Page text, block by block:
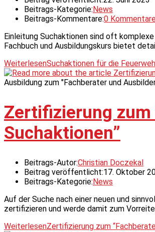
Beitrags-Kategorie: News
Beitrags-Kommentare:0
Einleitung Suchaktionen sind oft
Fachbuch und Ausbildungskurs bietet
WeiterlesenSuchaktionen für die
Ausbildung zum "Fachberater und
Zertifizierung
Suchaktionen”
Beitrags-Autor:Christian Doczekal
Beitrag veröffentlicht:17. Oktober
Beitrags-Kategorie:News
Auf der Suche nach einer neuen und
zertifizieren und werde damit zum
WeiterlesenZertifizierung zum